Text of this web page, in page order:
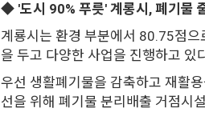
◆ '도시 90% 푸릇' 계롱시, 폐기물
계룡시는 환경 부분에서 80.75점으
을 두고 다양한 사업을 진행하고 있
우선 생활폐기물을 감축하고 재활
선을 위해 폐기물 분리배출 거점시